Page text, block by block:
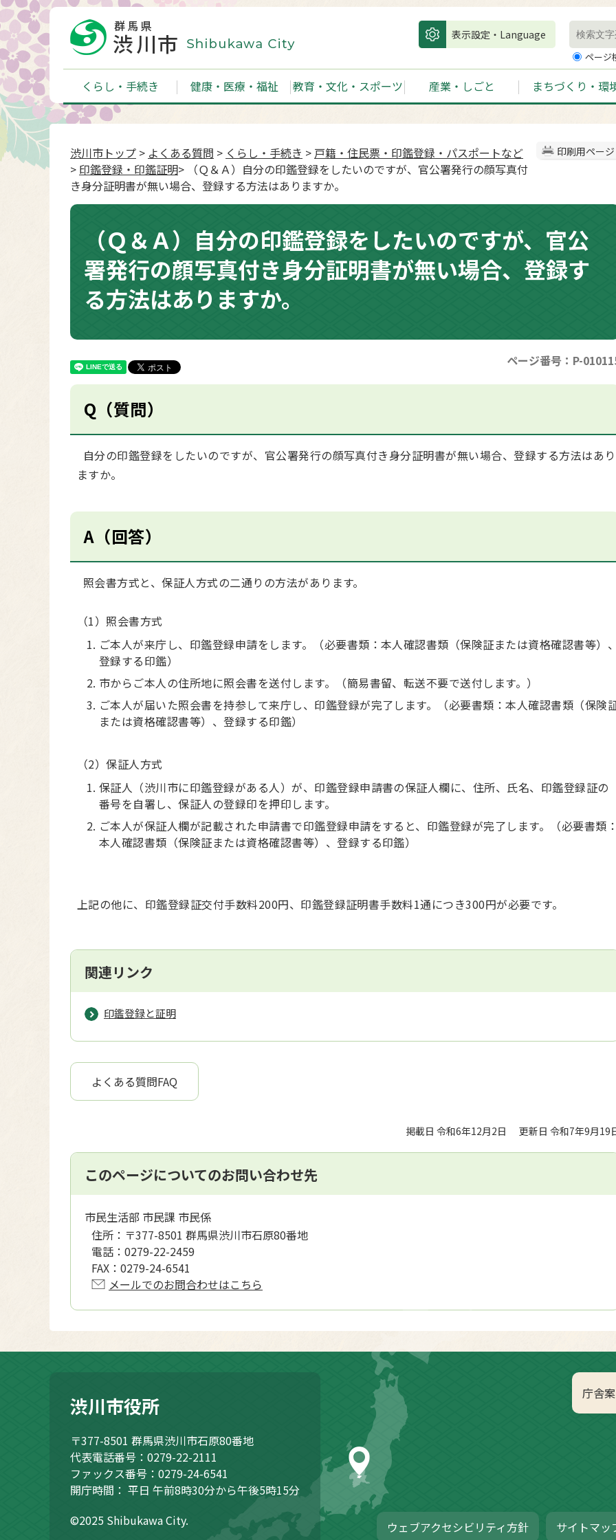
表示設定・Language
ページ
くらし・手続き 健康・医療・福祉 教育・文化・スポーツ 産業・しごと まちづくり・環
印刷用ページ
渋川市トップ > よくある質問 > くらし・手続き > 戸籍・住民票・印鑑登録・パスポートなど
> 印鑑登録・印鑑証明> （Ｑ＆Ａ）自分の印鑑登録をしたいのですが、官公署発行の顔写真付
き身分証明書が無い場合、登録する方法はありますか。
（Ｑ＆Ａ）自分の印鑑登録をしたいのですが、官公
署発行の顔写真付き身分証明書が無い場合、登録す
る方法はありますか。
ページ番号：P-
Q（質問）
自分の印鑑登録をしたいのですが、官公署発行の顔写真付き身分証明書が無い場合、登録する方法はあり
ますか。
A（回答）
照会書方式と、保証人方式の二通りの方法があります。
（1）照会書方式
ご本人が来庁し、印鑑登録申請をします。（必要書類：本人確認書類（保険証または資格確認書等）
登録する印鑑）
市からご本人の住所地に照会書を送付します。（簡易書留、転送不要で送付します。）
ご本人が届いた照会書を持参して来庁し、印鑑登録が完了します。（必要書類：本人確認書類（保険
または資格確認書等）、登録する印鑑）
（2）保証人方式
保証人（渋川市に印鑑登録がある人）が、印鑑登録申請書の保証人欄に、住所、氏名、印鑑登録証の
番号を自署し、保証人の登録印を押印します。
ご本人が保証人欄が記載された申請書で印鑑登録申請をすると、印鑑登録が完了します。（必要書類
本人確認書類（保険証または資格確認書等）、登録する印鑑）
上記の他に、印鑑登録証交付手数料200円、印鑑登録証明書手数料1通につき300円が必要です。
関連リンク
印鑑登録と証明
よくある質問FAQ
掲載日 令和6年12月2日 更新日 令和7年9月19
このページについてのお問い合わせ先
市民生活部 市民課 市民係
住所： 〒377-8501 群馬県渋川市石原80番地
電話： 0279-22-2459
FAX： 0279-24-6541
メールでのお問合わせはこちら
庁舎
ウェブアクセシビリティ方針 サイトマッ
渋川市役所
〒377-8501 群馬県渋川市石原80番地
代表電話番号：0279-22-2111
ファックス番号：0279-24-6541
開庁時間： 平日 午前8時30分から午後5時15分
©2025 Shibukawa City.